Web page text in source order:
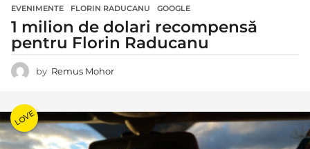
EVENIMENTE FLORIN RADUCANU ,GOOGLE
1 milion de dolari recompensă
pentru Florin Raducanu
by Remus Mohor
LOVE